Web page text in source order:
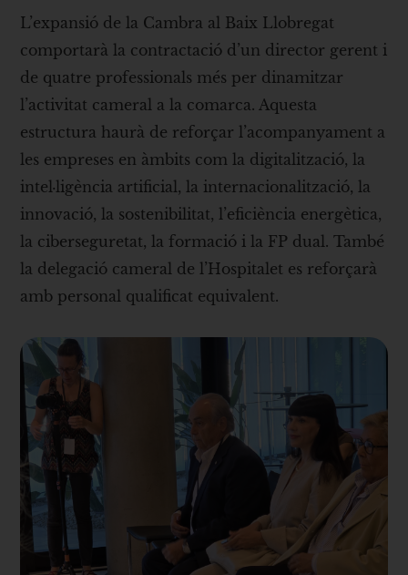
L’expansió de la Cambra al Baix Llobregat
comportarà la contractació d’un director gerent i
de quatre professionals més per dinamitzar
l’activitat cameral a la comarca. Aquesta
estructura haurà de reforçar l’acompanyament a
les empreses en àmbits com la digitalització, la
intel·ligència artificial, la internacionalització, la
innovació, la sostenibilitat, l’eficiència energètica,
la ciberseguretat, la formació i la FP dual. També
la delegació cameral de l’Hospitalet es reforçarà
amb personal qualificat equivalent.